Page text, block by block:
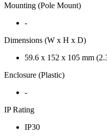
Mounting (Pole Mount)
-
Dimensions (W x H x D)
59.6 x 152 x 105 mm
Enclosure (Plastic)
-
IP Rating
IP30